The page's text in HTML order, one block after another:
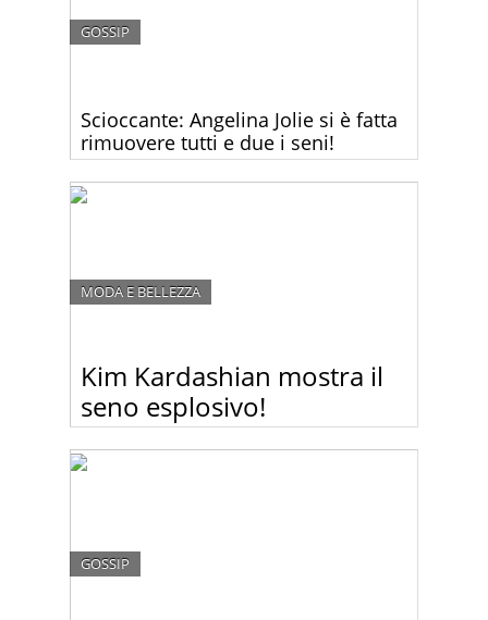
Scioccante: Angelina Jolie si è fatta
rimuovere tutti e due i seni!
GOSSIP
di essersi sottoposta a un intervento di
asportazione di tutti e due i seni per ridurre il forte
Kim Kardashian mostra il
seno esplosivo!
MODA E BELLEZZA
è ancora pronta a rinunciare di strizzarsi dentro
abiti che più stretti non si può! Sotto questa mini
GOSSIP